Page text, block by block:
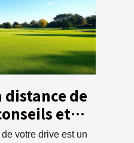
de
et
votre drive est un